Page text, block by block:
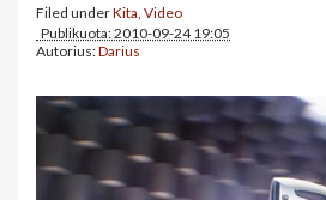
Filed underKita, Video
Publikuota: 2010-09-24 19:05
Autorius:Darius